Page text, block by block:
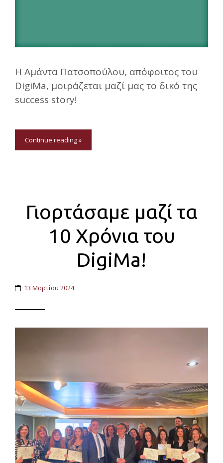
Η Αμάντα Πατσοπούλου, απόφοιτος του
DigiMa, μοιράζεται μαζί μας το δικό της
success story!
Continue reading »
Γιορτάσαμε μαζί τα
10 Χρόνια του
DigiMa!
13 Μαρτίου 2024